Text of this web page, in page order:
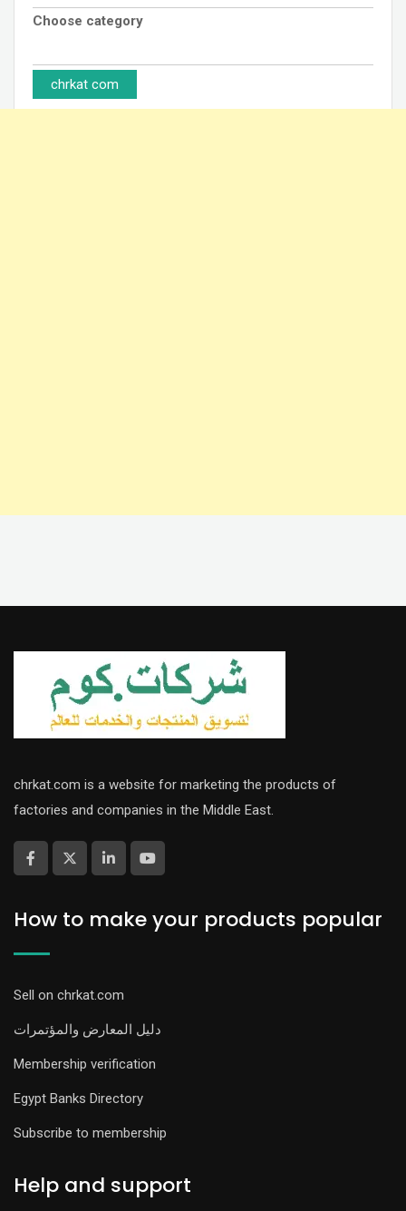
Choose category
chrkat com
chrkat.com is a website for marketing the products of
factories and companies in the Middle East.
How to make your products popular
Sell on chrkat.com
دليل المعارض والمؤتمرات
Membership verification
Egypt Banks Directory
Subscribe to membership
Help and support